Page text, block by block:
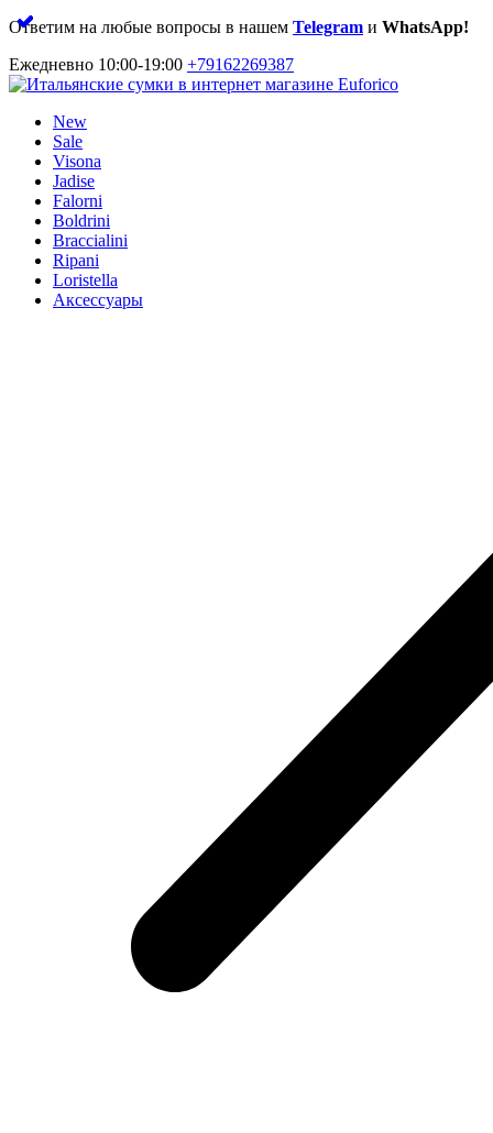
Ответим на любые вопросы в нашем Telegram и WhatsApp!
Ежедневно 10:00-19:00 +79162269387
New
Sale
Visona
Jadise
Falorni
Boldrini
Braccialini
Ripani
Loristella
Аксессуары